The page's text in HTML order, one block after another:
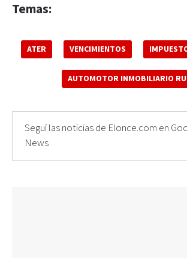
Temas:
ATER VENCIMIENTOS
AUTOMOTOR INMOBILIARIO
Seguí las noticias de Elonce.com en
News